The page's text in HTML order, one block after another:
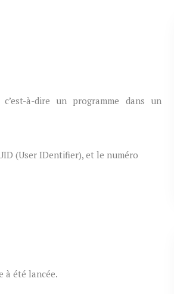
à-dire un programme dans un
(User IDentifier), et le numéro
à été lancée.